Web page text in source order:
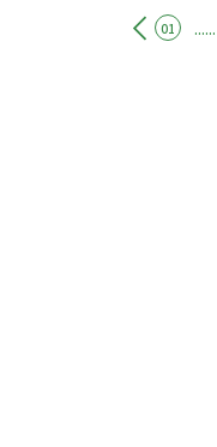
呼吸器後，也面臨進
01 ......